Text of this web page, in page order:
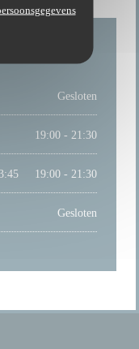
Gesloten
19:00 - 21:30
19:00 - 21:30
Gesloten